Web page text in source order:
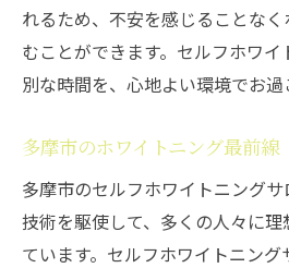
れるため、不安を感じることな
むことができます。セルフホワ
別な時間を、心地よい環境でお過
多摩市のホワイトニング最前線
多摩市のセルフホワイトニング
技術を駆使して、多くの人々に
ています。セルフホワイトニン